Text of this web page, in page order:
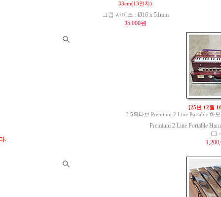
33cm(13인치)
그립 사이즈 : Ø16 x 51mm
35,000원
.
[25년 12월
3.5옥타브 Premium 2 Line Portable 하
Premium 2 Line Portable
C3